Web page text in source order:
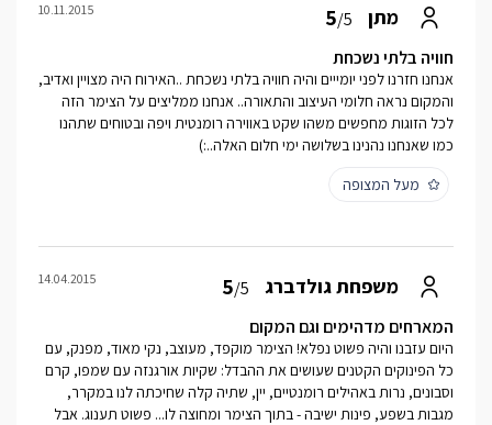
מתן 5/5
10.11.2015
חוויה בלתי נשכחת
אנחנו חזרנו לפני יומייים והיה חוויה בלתי נשכחת ..האירוח היה מצויין ואדיב,
והמקום נראה חלומי העיצוב והתאורה.. אנחנו ממליצים על הצימר הזה
לכל הזוגות מחפשים משהו שקט באווירה רומנטית ויפה ובטוחים שתהנו
כמו שאנחנו נהנינו בשלושה ימי חלום האלה..:)
מעל המצופה
משפחת גולדברג 5/5
14.04.2015
המארחים מדהימים וגם המקום
היום עזבנו והיה פשוט נפלא! הצימר מוקפד, מעוצב, נקי מאוד, מפנק, עם
כל הפינוקים הקטנים שעושים את ההבדל: שקיות אורגנזה עם שמפו, קרם
וסבונים, נרות באהילים רומנטיים, יין, שתיה קלה שחיכתה לנו במקרר,
מגבות בשפע, פינות ישיבה - בתוך הצימר ומחוצה לו... פשוט תענוג. אבל